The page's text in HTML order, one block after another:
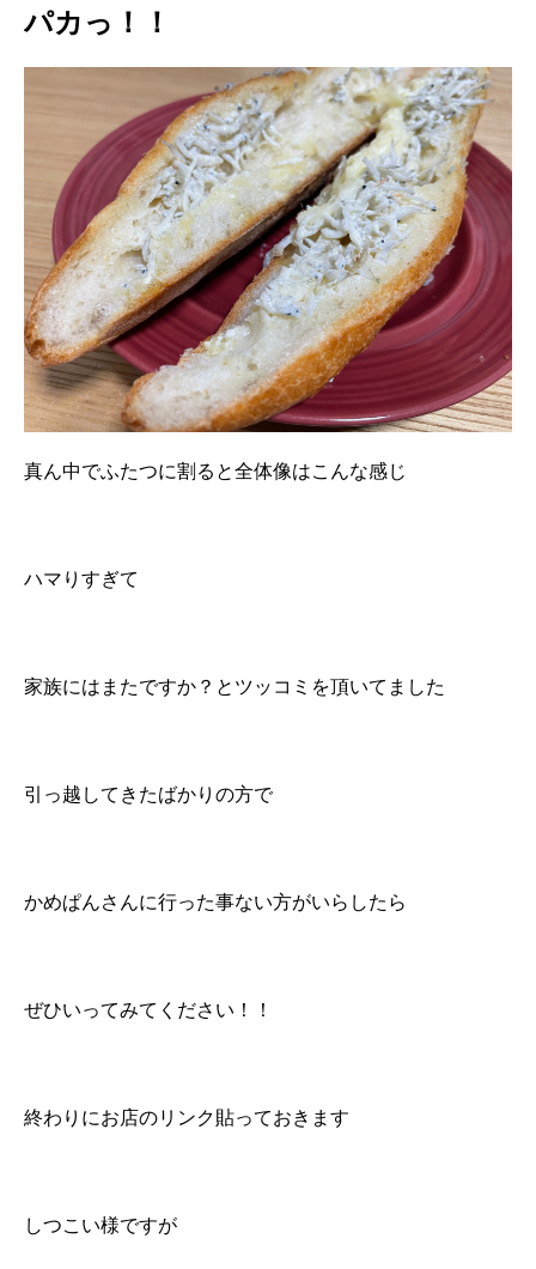
パカっ！！
真ん中でふたつに割ると全体像はこんな感じ
ハマりすぎて
家族にはまたですか？とツッコミを頂いてました
引っ越してきたばかりの方で
かめぱんさんに行った事ない方がいらしたら
ぜひいってみてください！！
終わりにお店のリンク貼っておきます
しつこい様ですが